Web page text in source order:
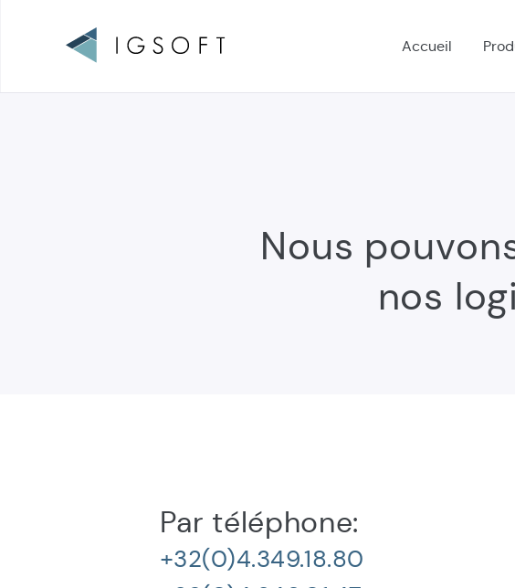
Nous
nos
Par téléphone:
+32(0)4.349.18.80
Navigation
principale
Accueil